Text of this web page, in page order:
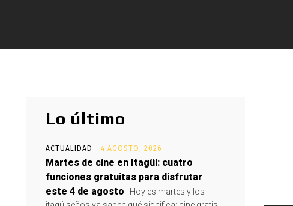
Lo último
ACTUALIDAD 4 AGOSTO, 2026
Martes de cine en Itagüí: cuatro
funciones gratuitas para disfrutar
este 4 de agosto
Hoy es martes y los